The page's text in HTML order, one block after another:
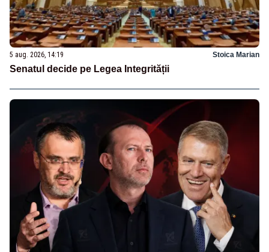
5 aug. 2026, 14:19 Stoica Marian
Senatul decide pe Legea Integrității